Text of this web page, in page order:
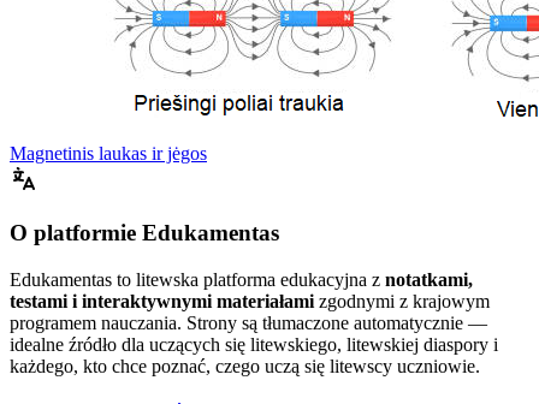
Magnetinis laukas ir jėgos
O platformie Edukamentas
Edukamentas to litewska platforma edukacyjna z notatkami,
testami i interaktywnymi materiałami zgodnymi z krajowym
programem nauczania. Strony są tłumaczone automatycznie —
idealne źródło dla uczących się litewskiego, litewskiej diaspory i
każdego, kto chce poznać, czego uczą się litewscy uczniowie.